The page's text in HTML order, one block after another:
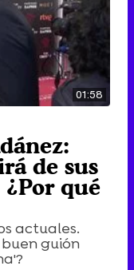
01:58
de sus
¿Por qué
actuales.
guión